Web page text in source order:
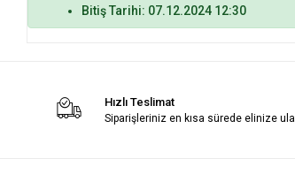
Bitiş Tarihi: 07.12.2024 12:30
Hızlı Teslimat
Siparişleriniz en kısa sürede elinize